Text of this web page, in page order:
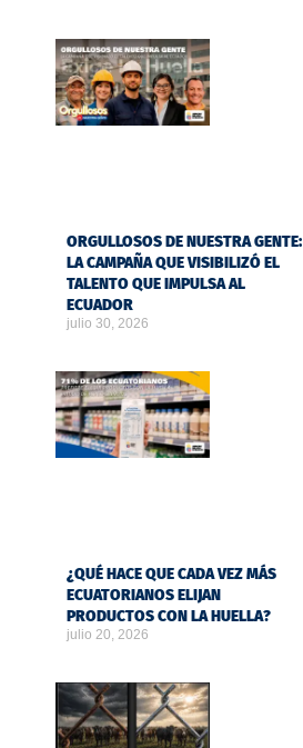
ORGULLOSOS DE NUESTRA GENTE:
LA CAMPAÑA QUE VISIBILIZÓ EL
TALENTO QUE IMPULSA AL
ECUADOR
julio 30, 2026
¿QUÉ HACE QUE CADA VEZ MÁS
ECUATORIANOS ELIJAN
PRODUCTOS CON LA HUELLA?
julio 20, 2026